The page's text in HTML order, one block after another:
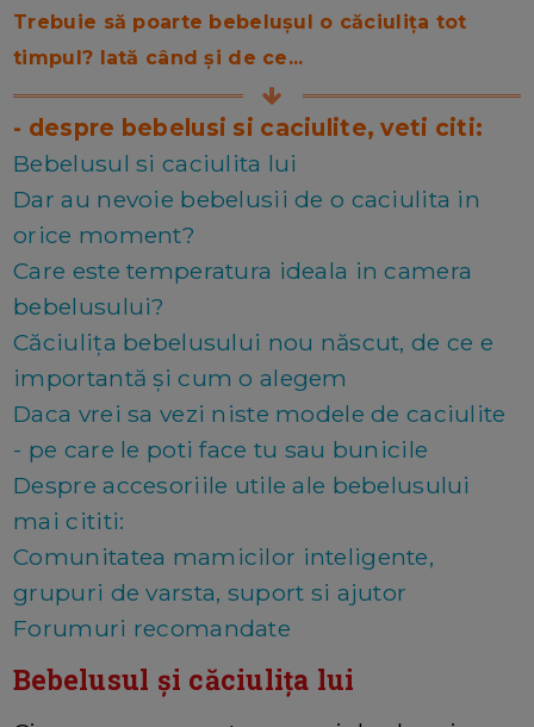
Trebuie să poarte bebelușul o căciulița tot
timpul? Iată când și de ce...
- despre bebelusi si caciulite, veti citi:
Bebelusul si caciulita lui
Dar au nevoie bebelusii de o caciulita in
orice moment?
Care este temperatura ideala in camera
bebelusului?
Căciulița bebelusului nou născut, de ce e
importantă și cum o alegem
Daca vrei sa vezi niste modele de caciulite
- pe care le poti face tu sau bunicile
Despre accesoriile utile ale bebelusului
mai cititi:
Comunitatea mamicilor inteligente,
grupuri de varsta, suport si ajutor
Forumuri recomandate
Bebelusul și căciulița lui